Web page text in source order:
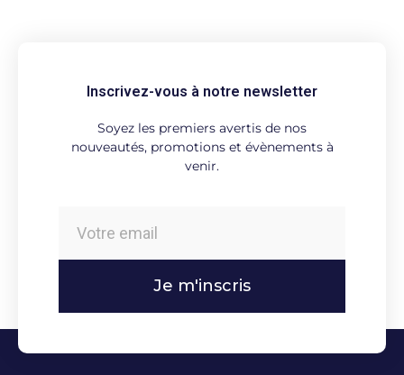
Inscrivez-vous à notre newsletter
Soyez les premiers avertis de nos
nouveautés, promotions et évènements à
venir.
Je m'inscris